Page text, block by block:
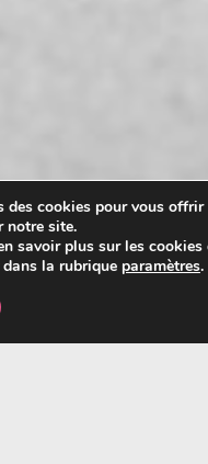
des cookies pour vous
notre site.
savoir plus sur les
la rubrique paramètres.